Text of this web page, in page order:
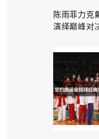
陈雨菲力克
演绎巅峰对